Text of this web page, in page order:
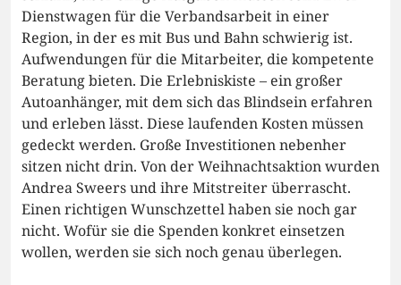
Dienstwagen für die Verbandsarbeit in einer
Region, in der es mit Bus und Bahn schwierig ist.
Aufwendungen für die Mitarbeiter, die kompetente
Beratung bieten. Die Erlebniskiste – ein großer
Autoanhänger, mit dem sich das Blindsein erfahren
und erleben lässt. Diese laufenden Kosten müssen
gedeckt werden. Große Investitionen nebenher
sitzen nicht drin. Von der Weihnachtsaktion wurden
Andrea Sweers und ihre Mitstreiter überrascht.
Einen richtigen Wunschzettel haben sie noch gar
nicht. Wofür sie die Spenden konkret einsetzen
wollen, werden sie sich noch genau überlegen.